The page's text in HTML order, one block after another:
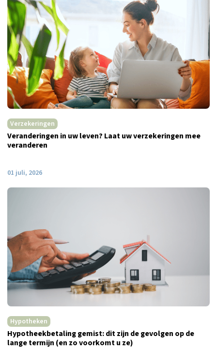
Verzekeringen
Veranderingen in uw leven? Laat uw verzekeringen mee
veranderen
01 juli, 2026
Hypotheken
Hypotheekbetaling gemist: dit zijn de gevolgen op de
lange termijn (en zo voorkomt u ze)